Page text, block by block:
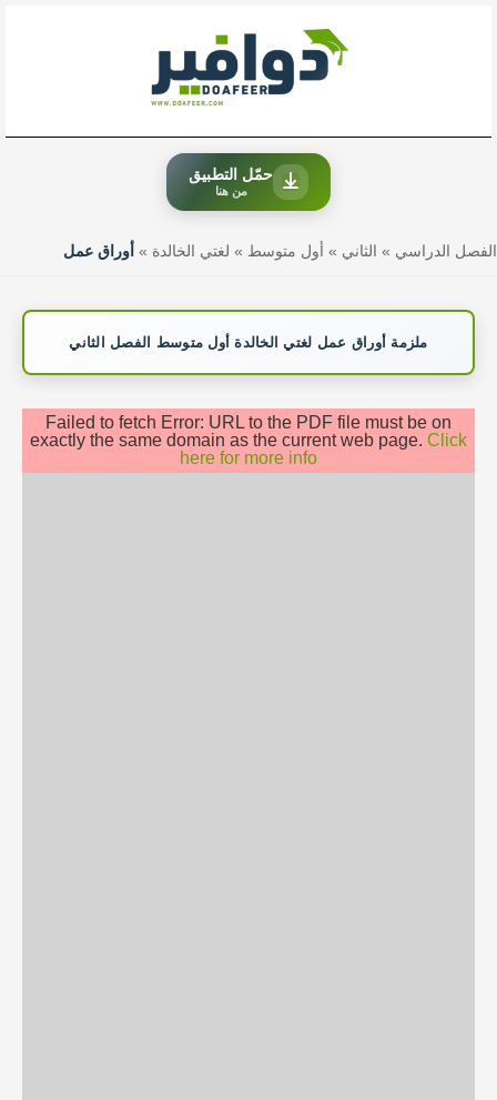
حمّل التطبيق
من هنا
الفصل الدراسي » الثاني » أول متوسط » لغتي الخالدة » أوراق عمل
ملزمة أوراق عمل لغتي الخالدة أول متوسط الفصل الثاني
Failed to fetch Error: URL to the PDF file must be on
exactly the same domain as the current web page. Click
here for more info